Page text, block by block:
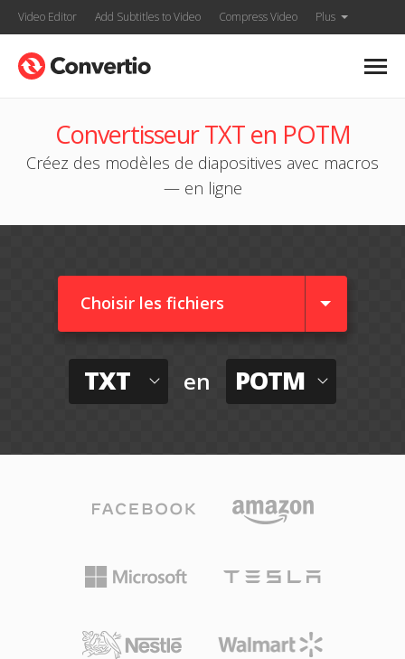
Video Editor Add Subtitles to Video Compress Video Plus
Convertisseur TXT en POTM
Créez des modèles de diapositives avec macros
— en ligne
Choisir les fichiers
TXT en POTM